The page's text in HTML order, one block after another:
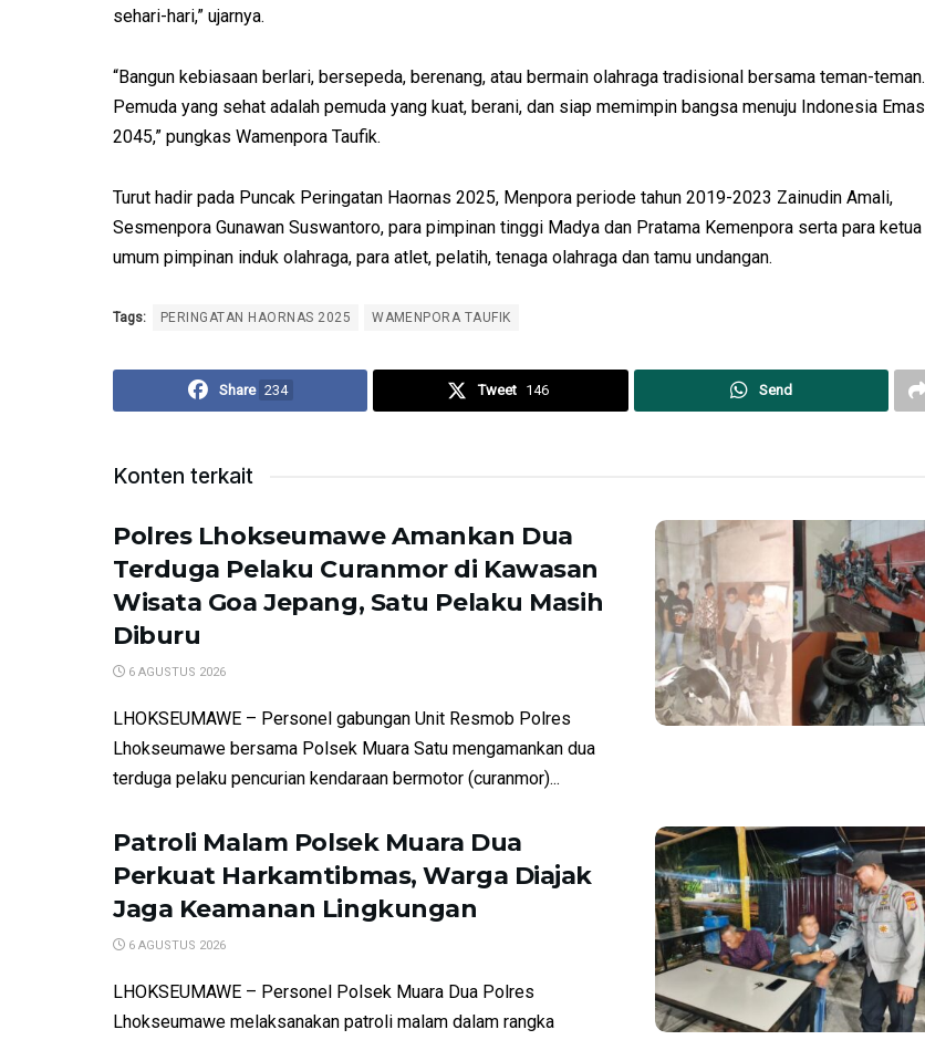
sehari-hari,” ujarnya.
“Bangun kebiasaan berlari, bersepeda, berenang, atau bermain olahraga tradisional bersama teman-teman.
Pemuda yang sehat adalah pemuda yang kuat, berani, dan siap memimpin bangsa menuju Indonesia Emas
2045,” pungkas Wamenpora Taufik.
Turut hadir pada Puncak Peringatan Haornas 2025, Menpora periode tahun 2019-2023 Zainudin Amali,
Sesmenpora Gunawan Suswantoro, para pimpinan tinggi Madya dan Pratama Kemenpora serta para ketua
umum pimpinan induk olahraga, para atlet, pelatih, tenaga olahraga dan tamu undangan.
Tags: PERINGATAN HAORNAS 2025 WAMENPORA TAUFIK
Share 234 Tweet 146 Send
Konten terkait
Polres Lhokseumawe Amankan Dua
Terduga Pelaku Curanmor di Kawasan
Wisata Goa Jepang, Satu Pelaku Masih
Diburu
6 AGUSTUS 2026
LHOKSEUMAWE – Personel gabungan Unit Resmob Polres
Lhokseumawe bersama Polsek Muara Satu mengamankan dua
terduga pelaku pencurian kendaraan bermotor (curanmor)...
Patroli Malam Polsek Muara Dua
Perkuat Harkamtibmas, Warga Diajak
Jaga Keamanan Lingkungan
6 AGUSTUS 2026
LHOKSEUMAWE – Personel Polsek Muara Dua Polres
Lhokseumawe melaksanakan patroli malam dalam rangka